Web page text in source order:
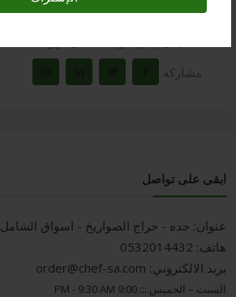
مشاركه:
ابقى على تواصل
عنوان: جده - حراج الصواريخ - اسواق الشامل
هاتف: 0532014432
بريد الالكتروني: order@chef-sa.com
السبت – الخميس ::: 9:00 PM - 9:30 AM